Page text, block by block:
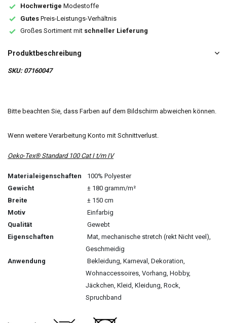
Hochwertige Modestoffe
Gutes Preis-Leistungs-Verhältnis
Großes Sortiment mit schneller Lieferung
Produktbeschreibung
SKU: 07160047
Bitte beachten Sie, dass Farben auf dem Bildschirm abweichen können.
Wenn weitere Verarbeitung Konto mit Schnittverlust.
Oeko-Tex® Standard 100 Cat I t/m IV
Materialeigenschaften
100% Polyester
Gewicht
± 180 gramm/m²
Breite
± 150 cm
Motiv
Einfarbig
Qualität
Gewebt
Eigenschaften
Mat, mechanische stretch (rekt Nicht veel),
Geschmeidig
Anwendung
Bekleidung, Karneval, Dekoration,
Wohnaccessoires, Vorhang, Hobby,
Jäckchen, Kleid, Kleidung, Rock,
Spruchband